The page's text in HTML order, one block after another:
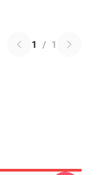
1 / 1